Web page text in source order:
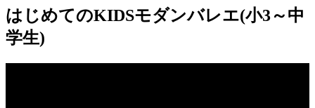
はじめてのKIDSモダンバレエ(小3～中
学生)